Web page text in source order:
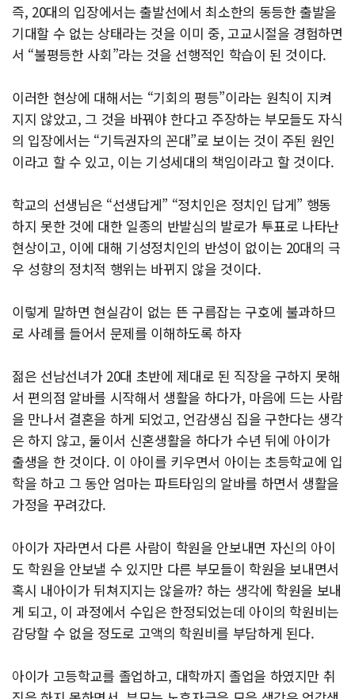
즉, 20대의 입장에서는 출발선에서 최소한의 동등한 출발을
기대할 수 없는 상태라는 것을 이미 중, 고교시절을 경험하면
서 “불평등한 사회”라는 것을 선행적인 학습이 된 것이다.
이러한 현상에 대해서는 “기회의 평등”이라는 원칙이 지켜
지지 않았고, 그 것을 바꿔야 한다고 주장하는 부모들도 자식
의 입장에서는 “기득권자의 꼰대”로 보이는 것이 주된 원인
이라고 할 수 있고, 이는 기성세대의 책임이라고 할 것이다.
학교의 선생님은 “선생답게” “정치인은 정치인 답게” 행동
하지 못한 것에 대한 일종의 반발심의 발로가 투표로 나타난
현상이고, 이에 대해 기성정치인의 반성이 없이는 20대의 극
우 성향의 정치적 행위는 바뀌지 않을 것이다.
이렇게 말하면 현실감이 없는 뜬 구름잡는 구호에 불과하므
로 사례를 들어서 문제를 이해하도록 하자
젊은 선남선녀가 20대 초반에 제대로 된 직장을 구하지 못해
서 편의점 알바를 시작해서 생활을 하다가, 마음에 드는 사람
을 만나서 결혼을 하게 되었고, 언감생심 집을 구한다는 생각
은 하지 않고, 둘이서 신혼생활을 하다가 수년 뒤에 아이가
출생을 한 것이다. 이 아이를 키우면서 아이는 초등학교에 입
학을 하고 그 동안 엄마는 파트타임의 알바를 하면서 생활을
가정을 꾸려갔다.
아이가 자라면서 다른 사람이 학원을 안보내면 자신의 아이
도 학원을 안보낼 수 있지만 다른 부모들이 학원을 보내면서
혹시 내아이가 뒤쳐지지는 않을까? 하는 생각에 학원을 보내
게 되고, 이 과정에서 수입은 한정되었는데 아이의 학원비는
감당할 수 없을 정도로 고액의 학원비를 부담하게 된다.
아이가 고등학교를 졸업하고, 대학까지 졸업을 하였지만 취